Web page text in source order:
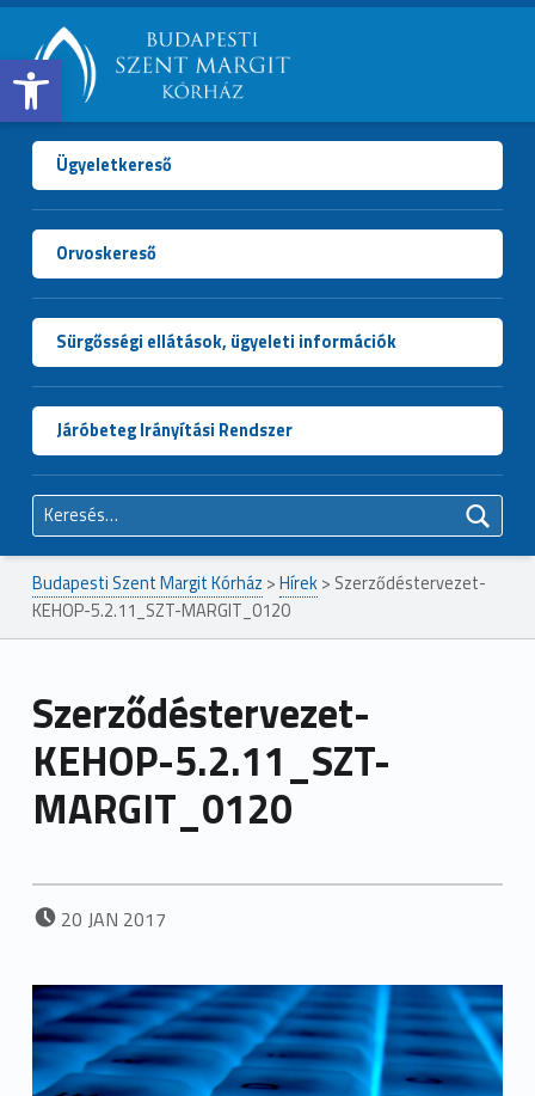
Open toolbar
BUDAPESTI
SZENT
MARGIT
KÓRHÁZ
Ügyeletkereső
Orvoskereső
Sürgősségi ellátások, ügyeleti információk
Járóbeteg Irányítási Rendszer
Keresés:
Budapesti Szent Margit Kórház >Hírek> Szerződéstervezet-
KEHOP-5.2.11_SZT-MARGIT_0120
Szerződéstervezet-
KEHOP-5.2.11_SZT-
MARGIT_0120
POSTED ON:
20 JAN 2017